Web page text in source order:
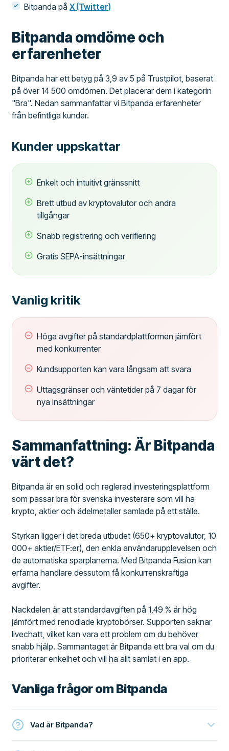
Bitpanda påX (Twitter)
Bitpanda omdöme och
erfarenheter
Bitpanda har ett betyg på 3,9 av 5 på Trustpilot, baserat
på över 14 500 omdömen. Det placerar dem i kategorin
"Bra". Nedan sammanfattar vi Bitpanda erfarenheter
från befintliga kunder.
Kunder uppskattar
Enkelt och intuitivt gränssnitt
Brett utbud av kryptovalutor och andra
tillgångar
Snabb registrering och verifiering
Gratis SEPA-insättningar
Vanlig kritik
Höga avgifter på standardplattformen jämfört
med konkurrenter
Kundsupporten kan vara långsam att svara
Uttagsgränser och väntetider på 7 dagar för
nya insättningar
Sammanfattning: Är Bitpanda
värt det?
Bitpanda är en solid och reglerad investeringsplattform
som passar bra för svenska investerare som vill ha
krypto, aktier och ädelmetaller samlade på ett ställe.
Styrkan ligger i det breda utbudet (650+ kryptovalutor, 10
000+ aktier/ETF:er), den enkla användarupplevelsen och
de automatiska sparplanerna. Med Bitpanda Fusion kan
erfarna handlare dessutom få konkurrenskraftiga
avgifter.
Nackdelen är att standardavgiften på 1,49 % är hög
jämfört med renodlade kryptobörser. Supporten saknar
livechatt, vilket kan vara ett problem om du behöver
snabb hjälp. Sammantaget är Bitpanda ett bra val om du
prioriterar enkelhet och vill ha allt samlat i en app.
Vanliga frågor om Bitpanda
Vad är Bitpanda?